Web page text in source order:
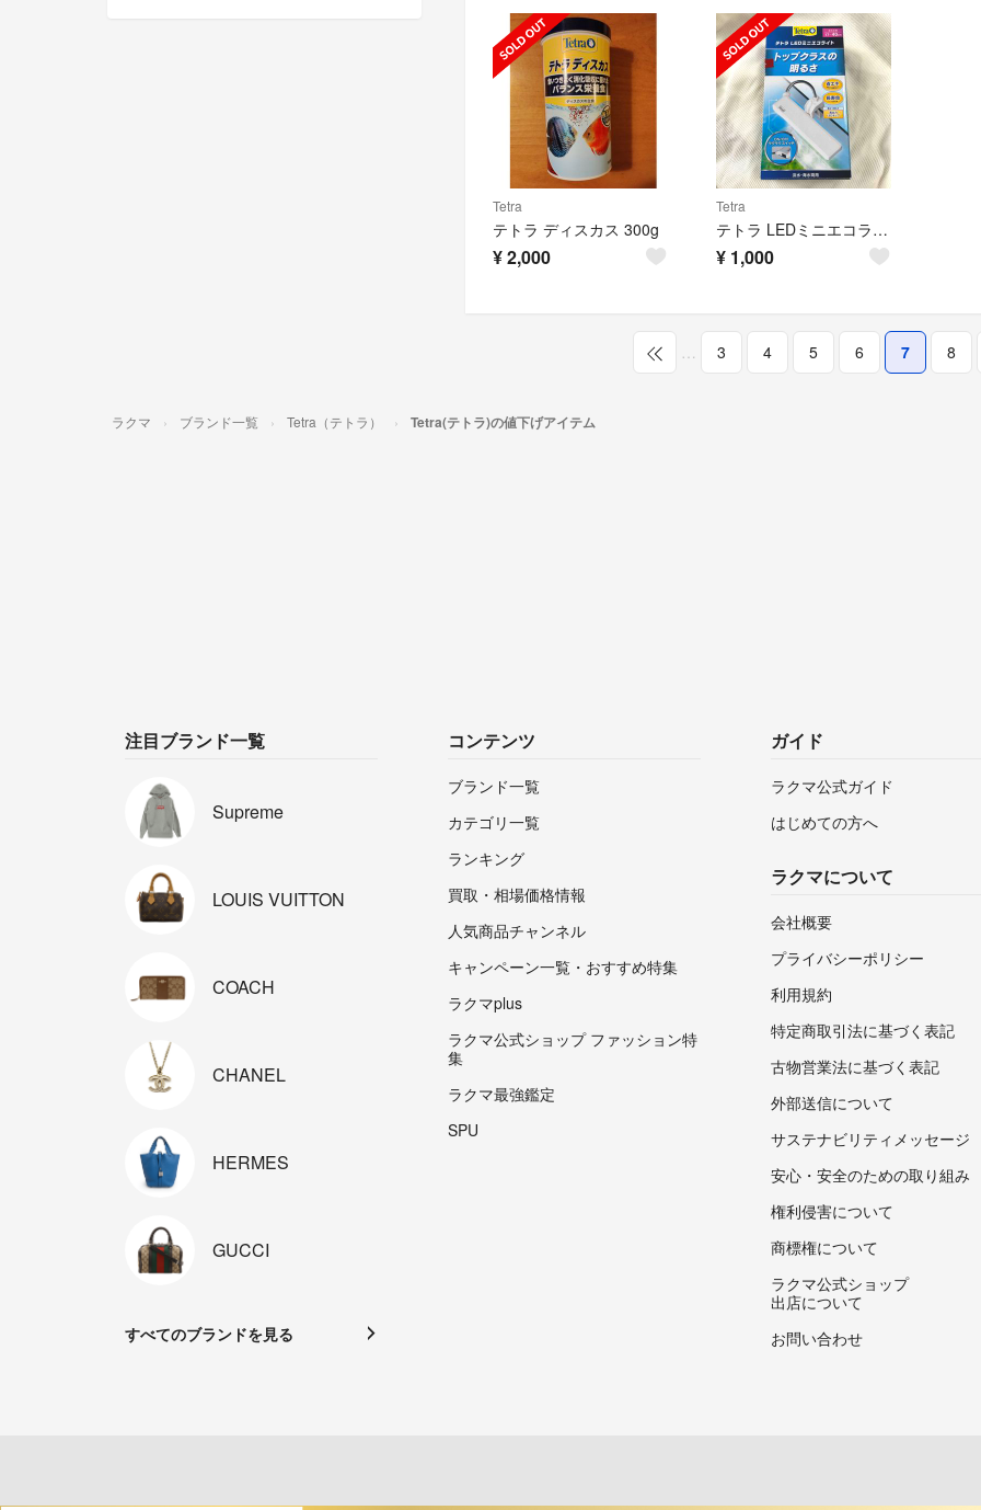
Tetra
テトラ ディスカス 300g
¥2,000
Tetra
テトラ LEDミニエコライト
¥ 1,000
3 4 5 6 7 8
ラクマ ブランド一覧 Tetra（テトラ） Tetra(テトラ)の値下げアイテム
注目ブランド一覧
Supreme
LOUIS VUITTON
COACH
CHANEL
HERMES
GUCCI
すべてのブランドを見る
コンテンツ
ブランド一覧
カテゴリ一覧
ランキング
買取・相場価格情報
人気商品チャンネル
キャンペーン一覧・おすすめ特集
ラクマplus
ラクマ公式ショップ ファッション特
集
ラクマ最強鑑定
SPU
ガイド
ラクマ公式ガイド
はじめての方へ
ラクマについて
会社概要
プライバシーポリシー
利用規約
特定商取引法に基づく表記
古物営業法に基づく表記
外部送信について
サステナビリティメッセージ
安心・安全のための取り組み
権利侵害について
商標権について
ラクマ公式ショップ
出店について
お問い合わせ